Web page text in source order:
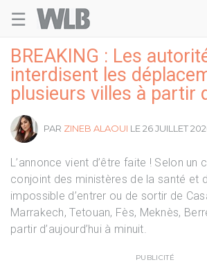
☰
BREAKING : Les
interdisent les
plusieurs villes à partir
PAR ZINEB ALAOUI LE 26 JUILLET
L’annonce vient d’être faite ! Selon un
conjoint des ministères de la santé et
impossible d’entrer ou de sortir de
Marrakech, Tetouan, Fès, Meknès,
partir d’aujourd’hui à minuit.
PUBLICITÉ